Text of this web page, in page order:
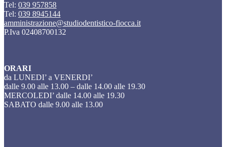
Tel: 039 957858
Tel: 039 8945144
amministrazione@studiodentistico-fiocca.it
P.Iva 02408700132
ORARI
da LUNEDI’ a VENERDI’
dalle 9.00 alle 13.00 – dalle 14.00 alle 19.30
MERCOLEDI’ dalle 14.00 alle 19.30
SABATO dalle 9.00 alle 13.00